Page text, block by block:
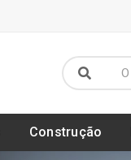
Construção